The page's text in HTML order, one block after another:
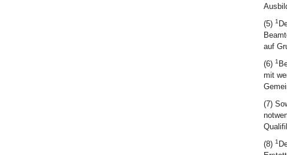
(5) 1
auf
(6) 1
mit
(7)
(8) 1